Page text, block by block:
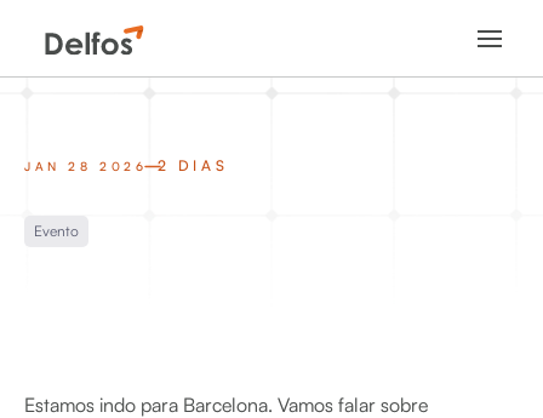
JAN 28 2026 2 DIAS
Evento
Estamos indo para Barcelona. Vamos falar sobre